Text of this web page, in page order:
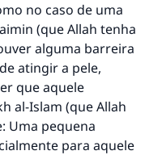
no caso de uma
(que Allah tenha
alguma barreira
atingir a pele,
que aquele
al-Islam (que Allah
Uma pequena
para aquele
salvou um
à Ummah